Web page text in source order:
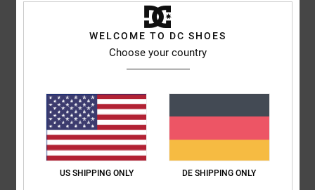
: 5/5 Farbe: 5/5
Ich empfehle dieses Produkt
5 /5
WELCOME TO DC SHOES
Choose your country
US SHIPPING ONLY DE SHIPPING ONLY